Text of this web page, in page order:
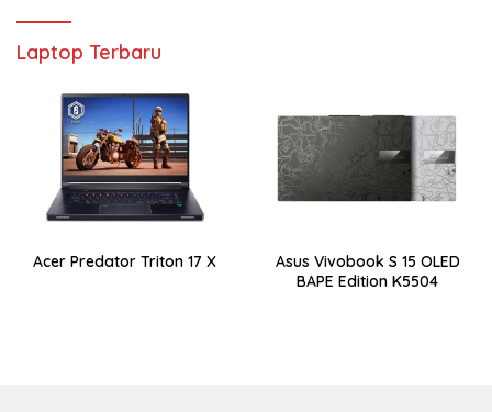
Laptop Terbaru
Acer Predator Triton 17 X
Asus Vivobook S 15 OLED
BAPE Edition K5504